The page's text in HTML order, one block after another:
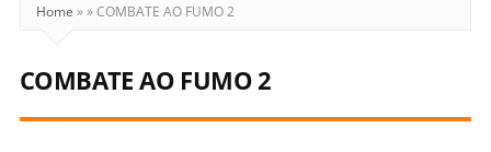
Home »»COMBATE AO FUMO 2
COMBATE AO FUMO 2